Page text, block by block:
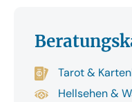
Tarot &
Hellsehen &